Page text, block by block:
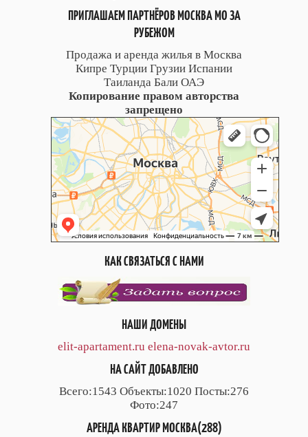
ПРИГЛАШАЕМ ПАРТНЁРОВ МОСКВА МО ЗА
РУБЕЖОМ
Продажа и аренда жилья в Москва
Кипре Турции Грузии Испании
Таиланда Бали ОАЭ
Копирование правом авторства
запрещено
КАК СВЯЗАТЬСЯ С НАМИ
НАШИ ДОМЕНЫ
elit-apartament.ru elena-novak-avtor.ru
НА САЙТ ДОБАВЛЕНО
Всего:1543 Объекты:1020 Посты:276
Фото:247
АРЕНДА КВАРТИР МОСКВА(288)